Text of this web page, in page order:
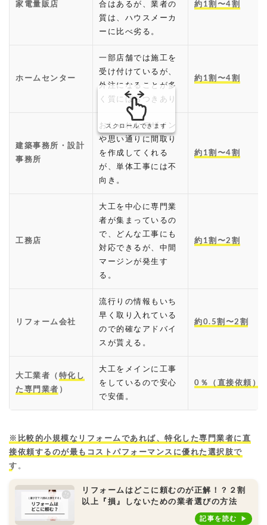
家電量販店
合はあるが、業者の
質は、ハウスメーカ
ーに比べ劣る。
約1割〜4割
ホームセンター
一部店舗では施工を
受け付けているが、
外注になることが多
く質にばらつきあり
約1割〜4割
建築事務所・設計
事務所
おしゃれなデザイン
や思い通りに間取り
を作成してくれる
が、単体工事には不
向き。
約1割〜4割
工務店
大工を中心に専門業
者が集まっているの
で、どんな工事にも
対応できるが、中間
マージンが発生す
る。
約1割〜2割
リフォーム会社
流行りの情報もいち
早く取り入れている
ので的確なアドバイ
スが貰える。
約0.5割〜2割
大工業者（ 特化し
た専門業者 ）
大工をメインに工事
をしているので安心
で安価。
0％（直接依頼）
スクロールできます
※ 比較的小規模なリフォームであれば、特化した専門業者に直
接依頼するのが最もコストパフォーマンスに優れた選択肢で
す 。
リフォームはどこに頼むのが正解！？２割
以上『損』しないための業者選びの方法
記事を読む